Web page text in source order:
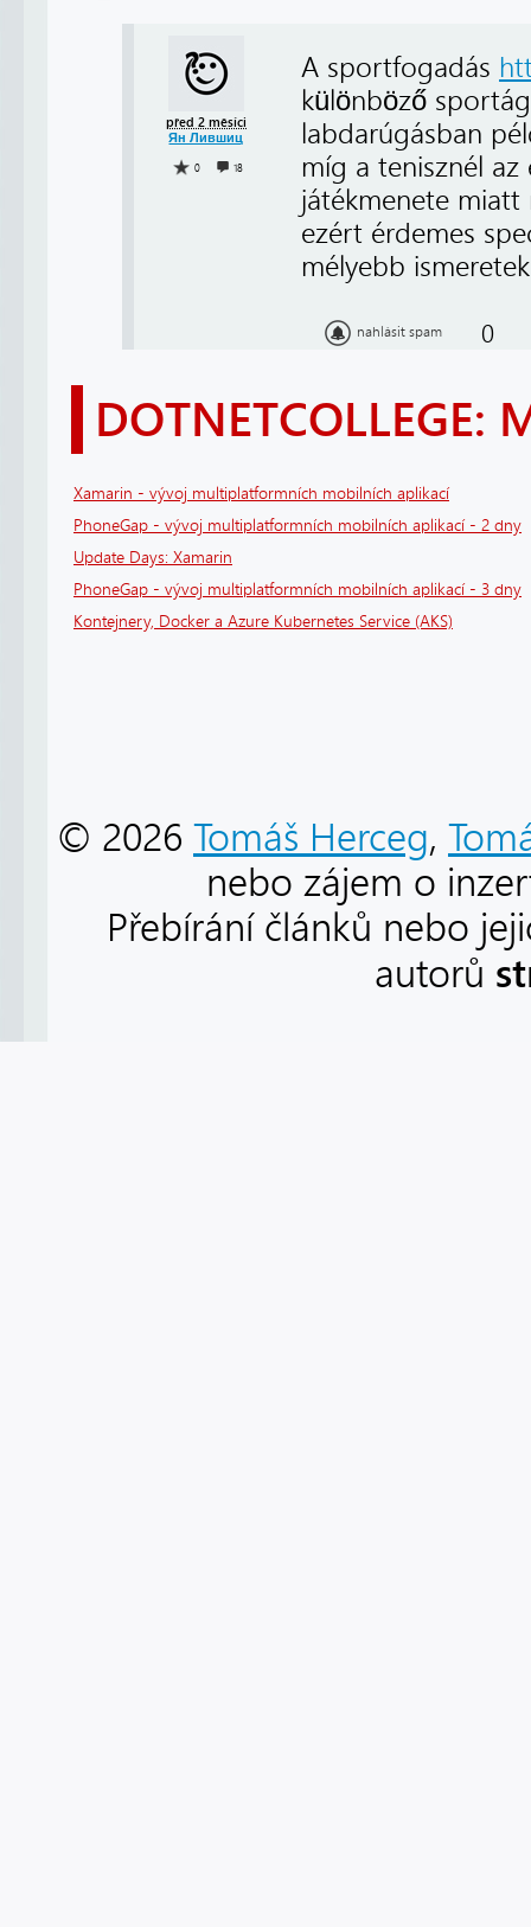
před 2 měsíci
Ян Лившиц
0 18
A sportfogadás
különböző
labdarúgásban
míg a tenisznél
játékmenete miatt
ezért érdemes
mélyebb
nahlásit spam 0
DOTNETCOLLEGE:
Xamarin - vývoj multiplatformních mobilních aplikací
PhoneGap - vývoj multiplatformních mobilních aplikací - 2 dny
Update Days: Xamarin
PhoneGap - vývoj multiplatformních mobilních aplikací - 3 dny
Kontejnery, Docker a Azure Kubernetes Service (AKS)
© 2026 Tomáš Herceg,
nebo zájem o
Přebírání článků nebo
autorů